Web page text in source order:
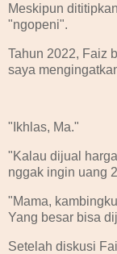
Meskipun
"ngopeni".
Tahun 2022, Faiz
saya
"Ikhlas, Ma."
"Kalau dijual
nggak ingin uang
"Mama,
Yang besar bisa
Setelah diskusi